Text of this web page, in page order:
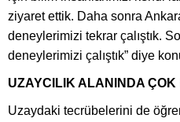
ziyaret ettik. Daha sonra
deneylerimizi tekrar çalıştık.
deneylerimizi çalıştık” diye
UZAYCILIK ALANINDA
Uzaydaki tecrübelerini de